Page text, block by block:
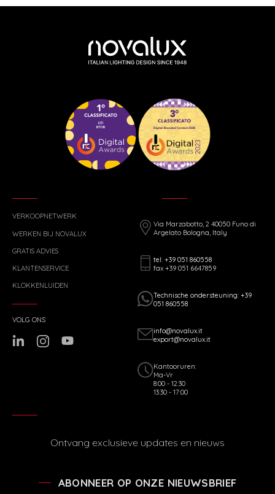
VERKOOPNETWERK
WERKEN BIJ NOVALUX
GRATIS ADVIES
KLANTENSERVICE
KLOKKENLUIDEN
Via Marzabotto, 2 40050 Funo di
Argelato Bologna, Italy
tel: +39 051 860558
fax +39 051 6647859
Technische ondersteuning: +39
051 860558
info@novalux.it
export@novalux.it
Kantooruren:
Ma-Vr
8:00 - 12:30
13:30 - 17:00
VOLG ONS
Ontvang exclusieve updates en nieuws
ABONNEER OP ONZE NIEUWSBRIEF